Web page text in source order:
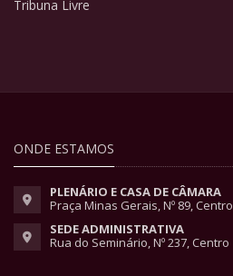
Tribuna Livre
ONDE ESTAMOS
PLENÁRIO E CASA DE CÂMARA
Praça Minas Gerais, Nº 89, Centro
SEDE ADMINISTRATIVA
Rua do Seminário, Nº 237, Centro